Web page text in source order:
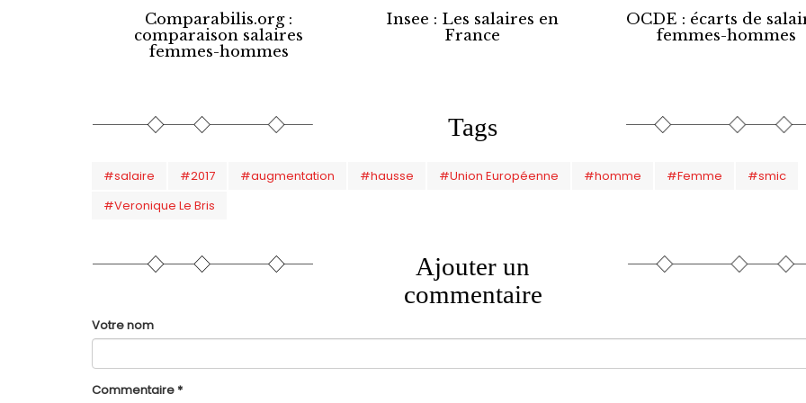
Comparabilis.org :
comparaison salaires
femmes-hommes
Insee : Les salaires en
France
OCDE : écarts de
femmes-hommes
Tags
#salaire #2017 #augmentation #hausse #Union Européenne #homme #Femme
#smic
#Veronique Le Bris
Ajouter un
commentaire
Votre nom
Commentaire *